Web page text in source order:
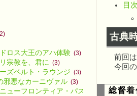
ロス大王のアハ体験 (3)
宗教を、君に (3)
ズベルト・ラウンジ (3)
邪悪なカーニヴァル (3)
ューフロンティア・パスに備えるよう
目次
古典
前回
今回
総督